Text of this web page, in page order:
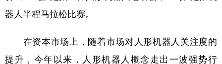
器人半程马拉松比赛。
在资本市场上，随着市场对人形机器人关注度的
提升，今年以来，人形机器人概念走出一波强势行